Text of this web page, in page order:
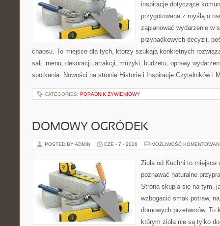
inspiracje dotyczące
przygotowana z myślą o
zaplanować wydarzenie w
przypadkowych decyzji,
chaosu. To miejsce dla tych, którzy szukają konkretnych
sali, menu, dekoracji, atrakcji, muzyki, budżetu, oprawy
spotkania. Nowości na stronie Historie i Inspiracje Czytelników i
CATEGORIES: PORADNIK ŻYWIENIOWY
DOMOWY OGRÓDEK
POSTED BY ADMIN CZE - 7 - 2026 MOŻLIWOŚĆ
Zioła od Kuchni to
poznawać naturalne
Strona skupia się na tym,
wzbogacić smak potraw,
domowych przetworów. To
którym zioła nie są tylko